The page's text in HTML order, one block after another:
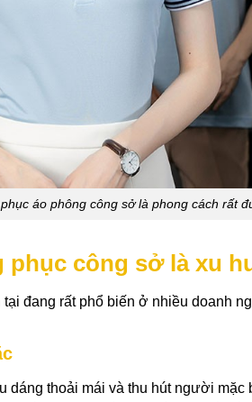
áo phông công sở là phong cách rất
phục công sở là xu
tại đang rất phổ biến ở nhiều doanh
dáng thoải mái và thu hút người